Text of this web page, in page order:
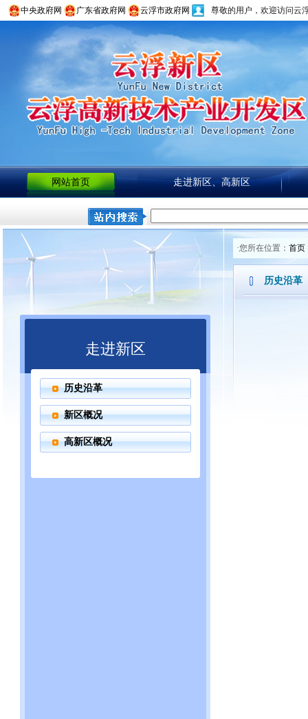
中央政府网 广东省政府网 云浮市政府网 尊敬的用户，欢迎访问云
网站首页 走进新区、高新区
走进新区
历史沿革
新区概况
高新区概况
·您所在位置： 首页
历史沿革